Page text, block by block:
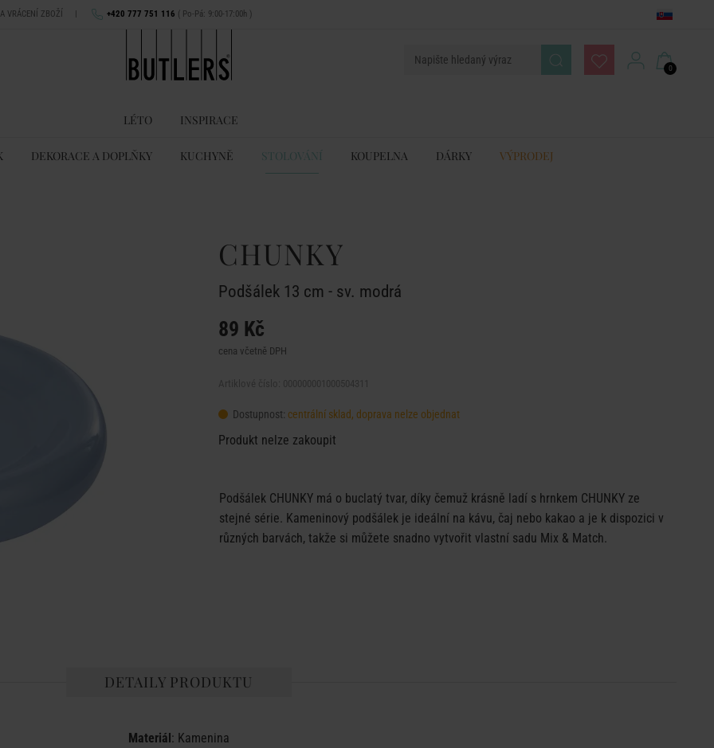
VRÁCENÍ ZBOŽÍ | +420 777 751 116 ( Po-Pá: 9:00-17:00h )
0
LÉTO INSPIRACE
DEKORACE A DOPLŇKY KUCHYNĚ STOLOVÁNÍ KOUPELNA DÁRKY VÝPRODEJ
CHUNKY
Podšálek 13 cm - sv. modrá
89 Kč
cena včetně DPH
Dostupnost: centrální sklad, doprava nelze objednat
Produkt nelze zakoupit
Podšálek CHUNKY má o buclatý tvar, díky čemuž krásně ladí s hrnkem CHUNKY ze
stejné série. Kameninový podšálek je ideální na kávu, čaj nebo kakao a je k dispozici v
různých barvách, takže si můžete snadno vytvořit vlastní sadu Mix & Match.
DETAILY PRODUKTU
Materiál: Kamenina